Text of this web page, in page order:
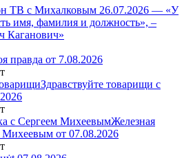
ТВ с Михалковым 26.07.2026 — «У
имя, фамилия и должность», –
Каганович»
правда от 7.08.2026
Здравствуйте товарищи с
Железная
Михеевым от 07.08.2026